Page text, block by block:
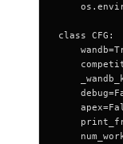
class CFG: